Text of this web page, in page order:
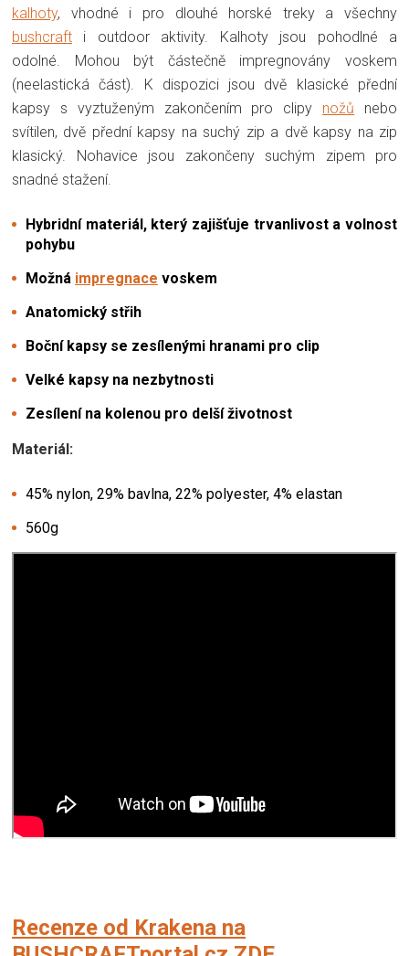
kalhoty, vhodné i pro dlouhé horské treky a všechny
bushcraft i outdoor aktivity. Kalhoty jsou pohodlné a
odolné. Mohou být částečně impregnovány voskem
(neelastická část). K dispozici jsou dvě klasické přední
kapsy s vyztuženým zakončením pro clipy nožů nebo
svítilen, dvě přední kapsy na suchý zip a dvě kapsy na zip
klasický. Nohavice jsou zakončeny suchým zipem pro
snadné stažení.
Hybridní materiál, který zajišťuje trvanlivost a volnost
pohybu
Možná impregnace voskem
Anatomický střih
Boční kapsy se zesílenými hranami pro clip
Velké kapsy na nezbytnosti
Zesílení na kolenou pro delší životnost
Materiál:
45% nylon, 29% bavlna, 22% polyester, 4% elastan
560g
Recenze od Krakena na